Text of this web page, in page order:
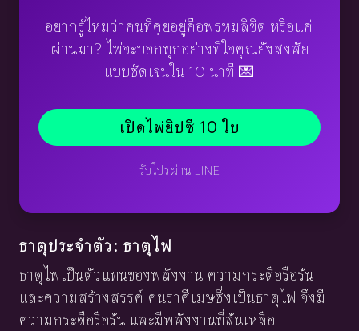
อยากรู้ไหมว่าคนที่คุยอยู่คือพรหมลิขิต หรือแค่
ผ่านมา? ไพ่จะบอกทุกอย่างที่ใจคุณยังสงสัย
แบบชัดเจนใน 10 นาที 💌
เปิดไพ่ยิปซี 10 ใบ
รับโปรผ่าน LINE
ธาตุประจำตัว: ธาตุไฟ
ธาตุไฟเป็นตัวแทนของพลังงาน ความกระตือรือร้น
และความสร้างสรรค์ คนราศีเมษซึ่งเป็นธาตุไฟ จึงมี
ความกระตือรือร้น และมีพลังงานที่ล้นเหลือ